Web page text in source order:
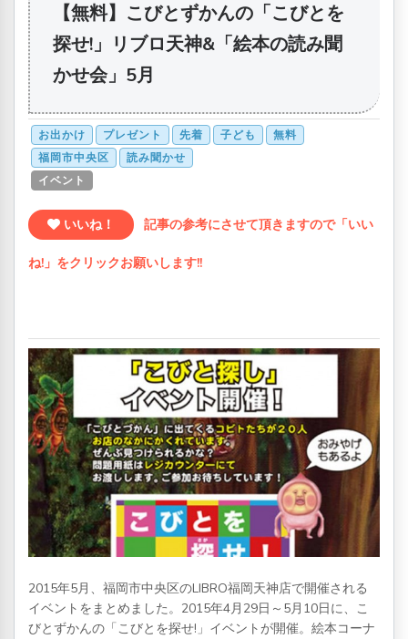
【無料】こびとずかんの「こびとを
探せ!」リブロ天神&「絵本の読み聞
かせ会」5月
お出かけ プレゼント 先着 子ども
無料
福岡市中央区
読み聞かせ
イベント
いいね！ 記事の参考にさせて頂きますので「いい
ね!」をクリックお願いします!!
2015年5月、福岡市中央区のLIBRO福岡天神店で開催される
イベントをまとめました。2015年4月29日～5月10日に、こ
びとずかんの「こびとを探せ!」イベントが開催。絵本コーナ